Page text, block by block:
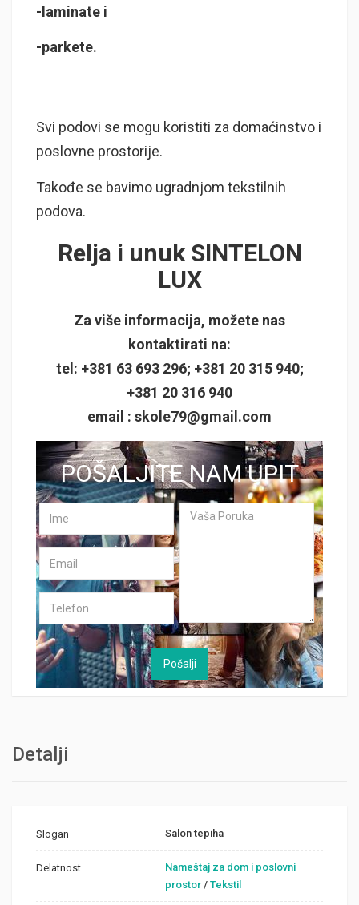
-laminate i
-parkete.
Svi podovi se mogu koristiti za domaćinstvo i
poslovne prostorije.
Takođe se bavimo ugradnjom tekstilnih
podova.
Relja i unuk SINTELON
LUX
Za više informacija, možete nas
kontaktirati na:
tel: +381 63 693 296; +381 20 315 940;
+381 20 316 940
email : skole79@gmail.com
POŠALJITE NAM UPIT
Detalji
Slogan Salon tepiha
Delatnost
Nameštaj za dom i poslovni
prostor /Tekstil